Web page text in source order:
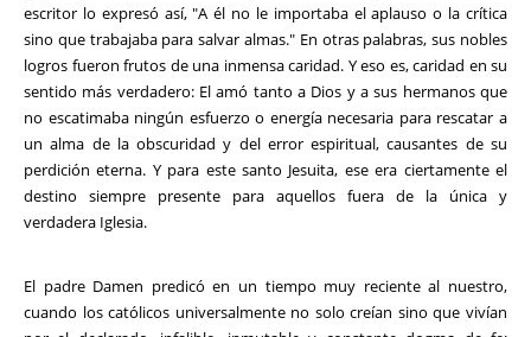
escritor lo expresó así, "A él no le importaba el aplauso o la crítica
sino que trabajaba para salvar almas." En otras palabras, sus nobles
logros fueron frutos de una inmensa caridad. Y eso es, caridad en su
sentido más verdadero: El amó tanto a Dios y a sus hermanos que
no escatimaba ningún esfuerzo o energía necesaria para rescatar a
un alma de la obscuridad y del error espiritual, causantes de su
perdición eterna. Y para este santo Jesuita, ese era ciertamente el
destino siempre presente para aquellos fuera de la única y
verdadera Iglesia.
El padre Damen predicó en un tiempo muy reciente al nuestro,
cuando los católicos universalmente no solo creían sino que vivían